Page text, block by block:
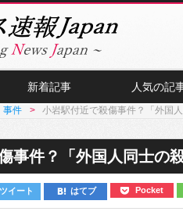
新着記事 人気の記
事件 小岩駅付近で殺傷事件？「外国
事件？「外国人同士の
ツイート はてブ Pocket